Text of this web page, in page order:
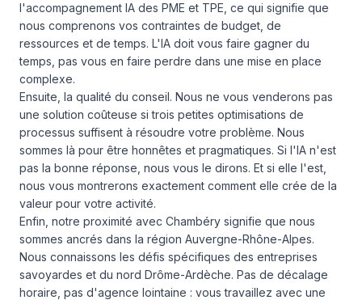
l'accompagnement IA des PME et TPE, ce qui signifie que
nous comprenons vos contraintes de budget, de
ressources et de temps. L'IA doit vous faire gagner du
temps, pas vous en faire perdre dans une mise en place
complexe.
Ensuite, la qualité du conseil. Nous ne vous venderons pas
une solution coûteuse si trois petites optimisations de
processus suffisent à résoudre votre problème. Nous
sommes là pour être honnêtes et pragmatiques. Si l'IA n'est
pas la bonne réponse, nous vous le dirons. Et si elle l'est,
nous vous montrerons exactement comment elle crée de la
valeur pour votre activité.
Enfin, notre proximité avec Chambéry signifie que nous
sommes ancrés dans la région Auvergne-Rhône-Alpes.
Nous connaissons les défis spécifiques des entreprises
savoyardes et du nord Drôme-Ardèche. Pas de décalage
horaire, pas d'agence lointaine : vous travaillez avec une